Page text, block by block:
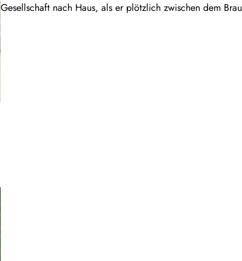
Gesellschaft nach Haus, als er plötzlich zwischen dem